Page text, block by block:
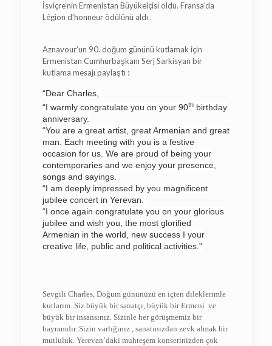
İsviçre’nin Ermenistan Büyükelçisi oldu. Fransa’da
Légion d’honneur ödülünü aldı .
Aznavour’un 90. doğum gününü kutlamak için
Ermenistan Cumhurbaşkanı Serj Sarkisyan bir
kutlama mesajı paylaştı :
“Dear Charles,
“I warmly congratulate you on your 90thbirthday
anniversary.
“You are a great artist, great Armenian and great
man. Each meeting with you is a festive
occasion for us. We are proud of being your
contemporaries and we enjoy your presence,
songs and sayings.
“I am deeply impressed by you magnificent
jubilee concert in Yerevan.
“I once again congratulate you on your glorious
jubilee and wish you, the most glorified
Armenian in the world, new success I your
creative life, public and political activities.”
Sevgili Charles, Doğum gününüzü en içten dileklerimle
kutlarım. Siz büyük bir sanatçı, büyük bir Ermeni ve
büyük bir insansınız. Sizinle her görüşmemiz bir
bayramdır. Sizin varlığınız , sanatınızdan zevk almak bir
mutluluk. Yerevan’daki muhteşem konserinizden çok